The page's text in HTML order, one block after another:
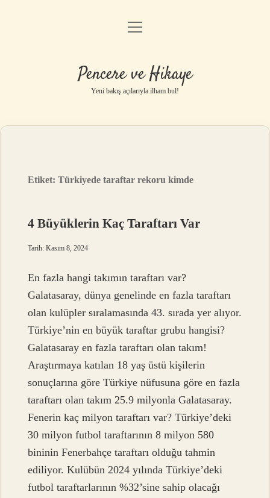
Anasayfa
Yasal Uyarı
menüyü
Pencere ve Hikaye
Yeni bakış açılarıyla ilham bul!
Etiket:Türkiyede taraftar rekoru kimde
4 Büyüklerin Kaç Taraftarı Var
Tarih: Kasım 8, 2024
En fazla hangi takımın taraftarı var?
Galatasaray, dünya genelinde en fazla taraftarı
olan kulüpler sıralamasında 43. sırada yer alıyor.
Türkiye’nin en büyük taraftar grubu hangisi?
Galatasaray en fazla taraftarı olan takım!
Araştırmaya katılan 18 yaş üstü kişilerin
sonuçlarına göre Türkiye nüfusuna göre en fazla
taraftarı olan takım 25.9 milyonla Galatasaray.
Fenerin kaç milyon taraftarı var? Türkiye’deki
30 milyon futbol taraftarının 8 milyon 580
bininin Fenerbahçe taraftarı olduğu tahmin
ediliyor. Kulübün 2024 yılında Türkiye’deki
futbol taraftarlarının %32’sine sahip olacağı